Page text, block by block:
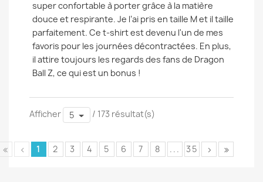
super confortable à porter grâce à la matière
douce et respirante. Je l’ai pris en taille M et il taille
parfaitement. Ce t-shirt est devenu l'un de mes
favoris pour les journées décontractées. En plus,
il attire toujours les regards des fans de Dragon
Ball Z, ce qui est un bonus !
Afficher 5 / 173 résultat(s)
1 2 3 4 5 6 7 8 ... 35